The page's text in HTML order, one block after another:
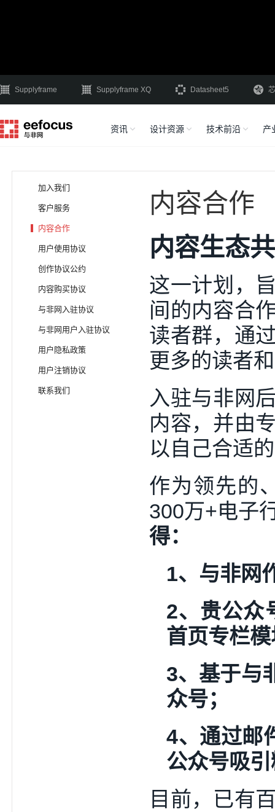
Supplyframe Supplyframe XQ Datasheet5
资讯 设计资源 技术前沿 产
加入我们
客户服务
内容合作
用户使用协议
创作协议公约
内容购买协议
与非网入驻协议
与非网用户入驻协议
用户隐私政策
用户注销协议
联系我们
内容合作
内容生态
这一计划，
间的内容合
读者群，通
更多的读者
入驻与非网
内容，并由
以自己合适
作为领先的
300万+电子
得：
1、与非网
2、贵公众
首页专栏
3、基于与
众号；
4、通过邮
公众号吸
目前，已有